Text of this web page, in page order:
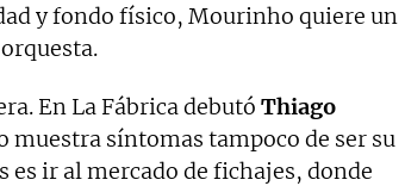
y fondo físico, Mourinho quiere un
En La Fábrica debutó Thiago
muestra síntomas tampoco de ser su
es ir al mercado de fichajes, donde